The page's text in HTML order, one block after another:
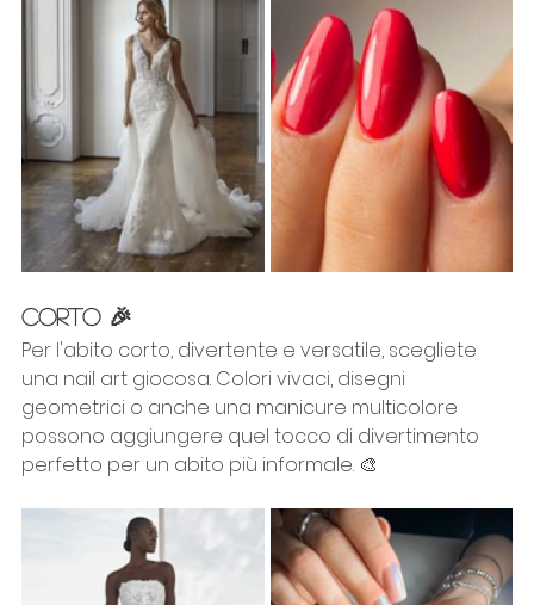
CORTO 🎉
Per l'abito corto, divertente e versatile, scegliete
una nail art giocosa. Colori vivaci, disegni
geometrici o anche una manicure multicolore
possono aggiungere quel tocco di divertimento
perfetto per un abito più informale. 🎨